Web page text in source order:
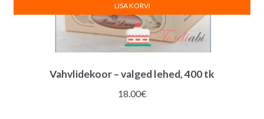
Vahvlidekoor – valged lehed, 400 tk
18.00€
LISA KORVI